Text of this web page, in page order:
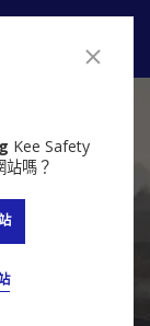
Kee Safety
站嗎？
護您最寶